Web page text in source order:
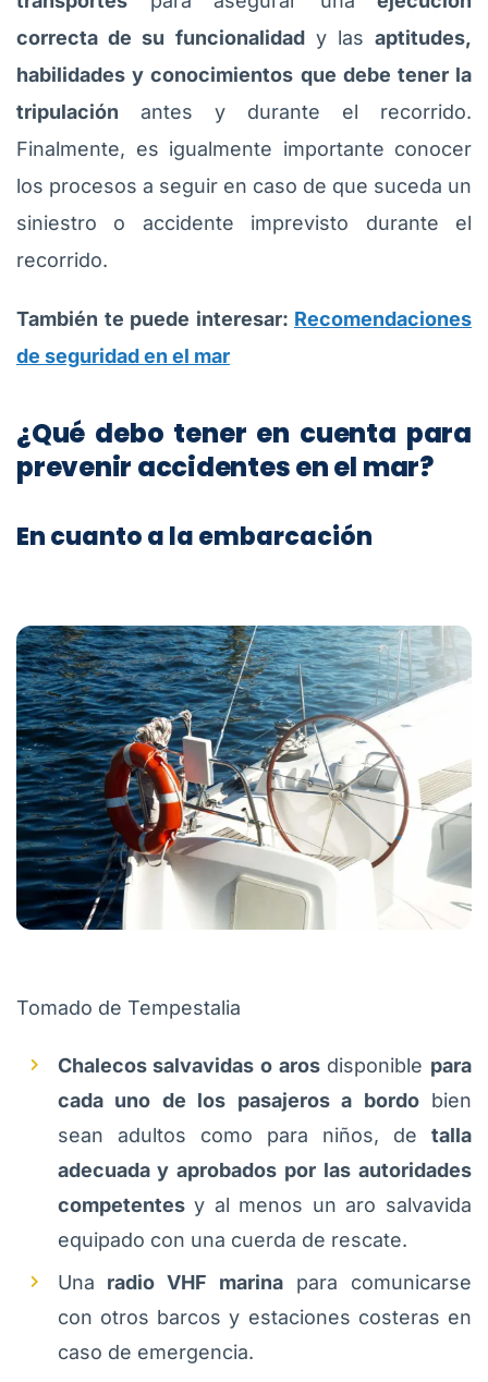
correcta de su funcionalidady las aptitudes,
habilidades y conocimientos que debe tener la
tripulación antes y durante el recorrido.
Finalmente, es igualmente importante conocer
los procesos a seguir en caso de que suceda un
siniestro o accidente imprevisto durante el
recorrido.
También te puede interesar: Recomendaciones
de seguridad en el mar
¿Qué debo tener en cuenta para
prevenir accidentes en el mar?
En cuanto a la embarcación
Tomado de Tempestalia
Chalecos salvavidas o arosdisponible para
cada uno de los pasajeros a bordobien
sean adultos como para niños, de talla
adecuada y aprobados por las autoridades
competentesy al menos un aro salvavida
equipado con una cuerda de rescate.
Una radio VHF marina para comunicarse
con otros barcos y estaciones costeras en
caso de emergencia.